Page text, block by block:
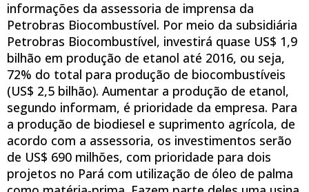
informações da assessoria de imprensa da
Petrobras Biocombustível. Por meio da subsidiária
Petrobras Biocombustível, investirá quase US$ 1,9
bilhão em produção de etanol até 2016, ou seja,
72% do total para produção de biocombustíveis
(US$ 2,5 bilhão). Aumentar a produção de etanol,
segundo informam, é prioridade da empresa. Para
a produção de biodiesel e suprimento agrícola, de
acordo com a assessoria, os investimentos serão
de US$ 690 milhões, com prioridade para dois
projetos no Pará com utilização de óleo de palma